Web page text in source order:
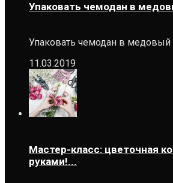
Упаковать чемодан в
Упаковать чемодан в медовый
11.03.2019
Мастер-класс: цветочная
руками!...